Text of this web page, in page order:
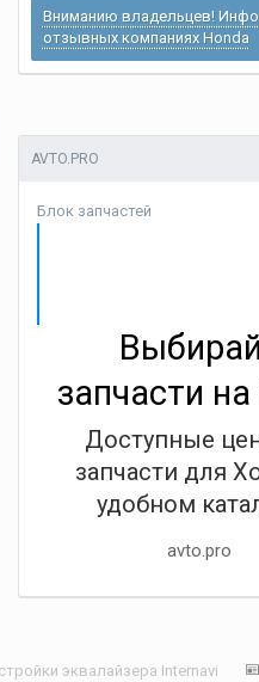
Вниманию владельцев!
отзывных компаниях Honda
AVTO.PRO
Блок запчастей
запчасти
Доступные
запчасти для
удобном
avto.pro
эквалайзера Internavi